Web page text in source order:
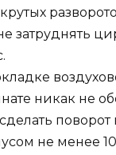
затруднять
никак не
поворот
не менее